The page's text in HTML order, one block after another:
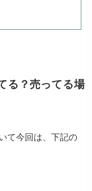
る？売ってる場
て今回は、下記の